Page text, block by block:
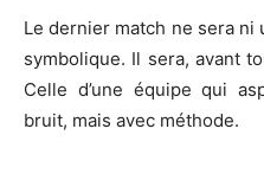
Le dernier match ne sera ni
symbolique. Il sera, avant
Celle d’une équipe qui
bruit, mais avec méthode.